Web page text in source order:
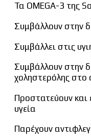
Τα OMEGA-3 της
Συμβάλλουν στην
Συμβάλλει στις
Συμβάλλουν στην
χοληστερόλης στο
Προστατεύουν και
υγεία
Παρέχουν